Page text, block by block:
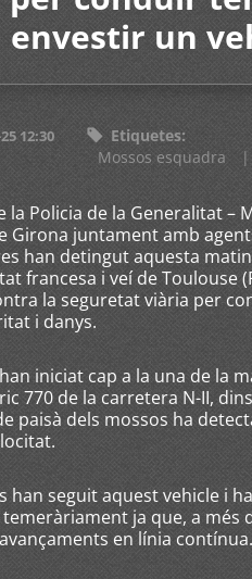
envestir un
12:30 Etiquetes:
Mossos esquadra
|
la Policia de la Generalitat –
Girona juntament amb
han detingut aquesta
francesa i veí de Toulouse
la seguretat viària per
i danys.
iniciat cap a la una de la
770 de la carretera N-II,
paisà dels mossos ha
han seguit aquest vehicle i
ja que, a més
en línia contínua.